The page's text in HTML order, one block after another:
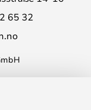
65 32